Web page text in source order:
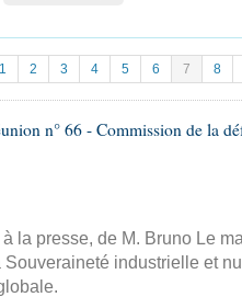
1 2 3 4 5 6 7 8
n° 66 - Commission de la
la presse, de M. Bruno Le
Souveraineté industrielle et